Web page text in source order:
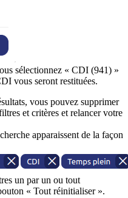
sélectionnez « CDI (941) »
vous seront restituées.
vous pouvez supprimer
et critères et relancer votre
apparaissent de la façon
un par un ou tout
« Tout réinitialiser ».